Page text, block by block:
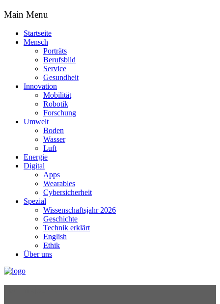
Main Menu
Startseite
Mensch
Porträts
Berufsbild
Service
Gesundheit
Innovation
Mobilität
Robotik
Forschung
Umwelt
Boden
Wasser
Luft
Energie
Digital
Apps
Wearables
Cybersicherheit
Spezial
Wissenschaftsjahr 2026
Geschichte
Technik erklärt
English
Ethik
Über uns